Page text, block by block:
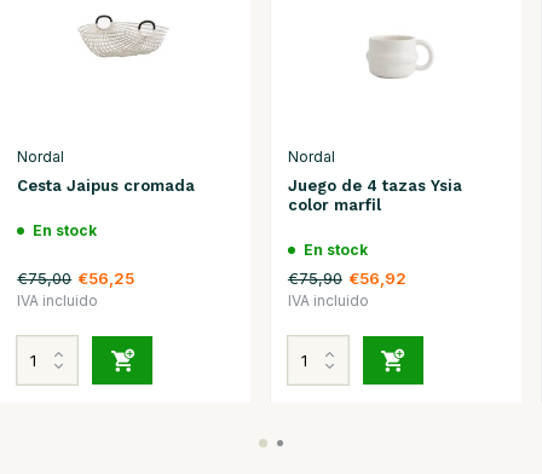
Nordal
Cesta Jaipus cromada
En stock
€75,00 €56,25
IVA incluido
Nordal
Juego de 4 tazas Ysia
color marfil
En stock
€75,90 €56,92
IVA incluido